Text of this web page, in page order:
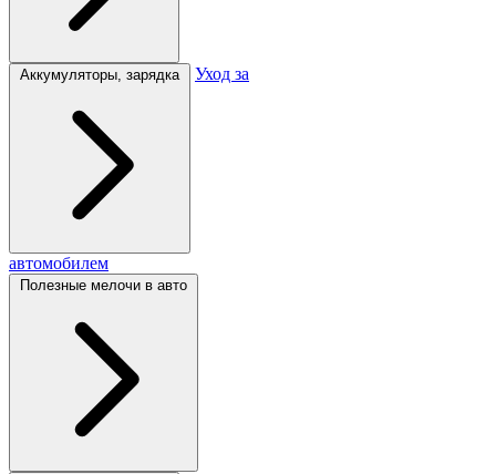
Аккумуляторы, зарядка Уход за
автомобилем
Полезные мелочи в авто